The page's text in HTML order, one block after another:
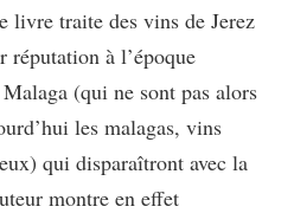
livre traite des vins de Jerez
à l’époque
(qui ne sont pas alors
les malagas, vins
qui disparaîtront avec la
montre en effet